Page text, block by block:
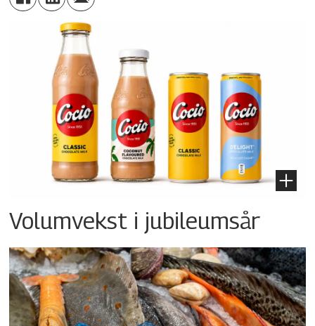
Volumvekst i jubileumsår